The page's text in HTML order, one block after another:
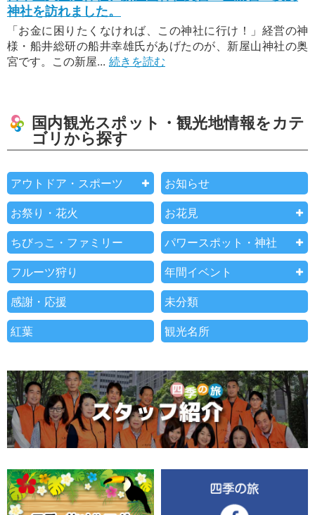
神社を訪れました。
「お金に困りたくなければ、この神社に行け！」経営の神
様・船井総研の船井幸雄氏があげたのが、新屋山神社の奥
宮です。この新屋... 続きを読む
国内観光スポット・観光地情報をカテ
ゴリから探す
アウトドア・スポーツ お知らせ
お祭り・花火 お花見
ちびっこ・ファミリー パワースポット・神社
フルーツ狩り 年間イベント
感謝・応援 未分類
紅葉 観光名所